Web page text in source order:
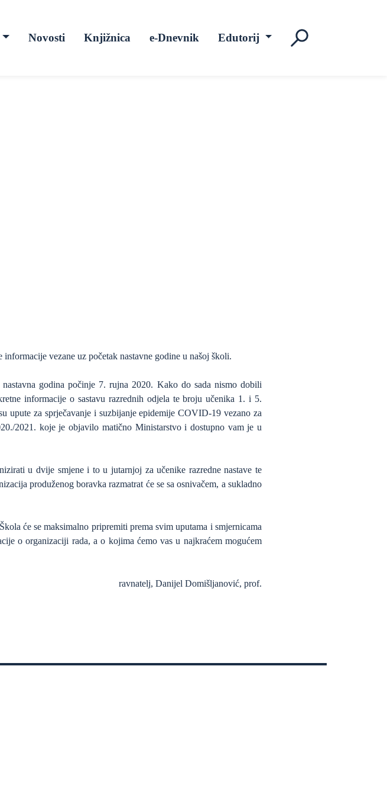
Novosti Knjižnica e-Dnevnik Edutorij
vezane uz početak nastavne godine u našoj školi.
godina počinje 7. rujna 2020. Kako do sada nismo dobili
informacije o sastavu razrednih odjela te broju učenika 1. i 5.
upute za sprječavanje i suzbijanje epidemije COVID-19 vezano za
2021. koje je objavilo matično Ministarstvo i dostupno vam je u
u dvije smjene i to u jutarnjoj za učenike razredne nastave te
produženog boravka razmatrat će se sa osnivačem, a sukladno
će se maksimalno pripremiti prema svim uputama i smjernicama
o organizaciji rada, a o kojima ćemo vas u najkraćem mogućem
ravnatelj, Danijel Domišljanović, prof.